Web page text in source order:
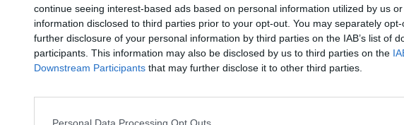
continue seeing interest-based ads based on personal information utilized by us
information disclosed to third parties prior to your opt-out. You may separately
further disclosure of your personal information by third parties on the IAB’s list of
participants. This information may also be disclosed by us to third parties on the
Downstream Participants that may further disclose it to other third parties.
Personal Data Processing Opt Outs
Plátano de Canarias da un paso más en su relación con Pedri. La
firmó al jugador del FC Barcelona como embajador hace más de
Ahora lanza una activación en la que ha creado un avatar virtual
impulsar una campaña de conciación sobre la necesidad de
entre los más jóvenes.
Plátano de Canarias ha tardado seis meses en desarrollar una
de héroes y villanos a modo de videojuego, en la que Pedri enseña